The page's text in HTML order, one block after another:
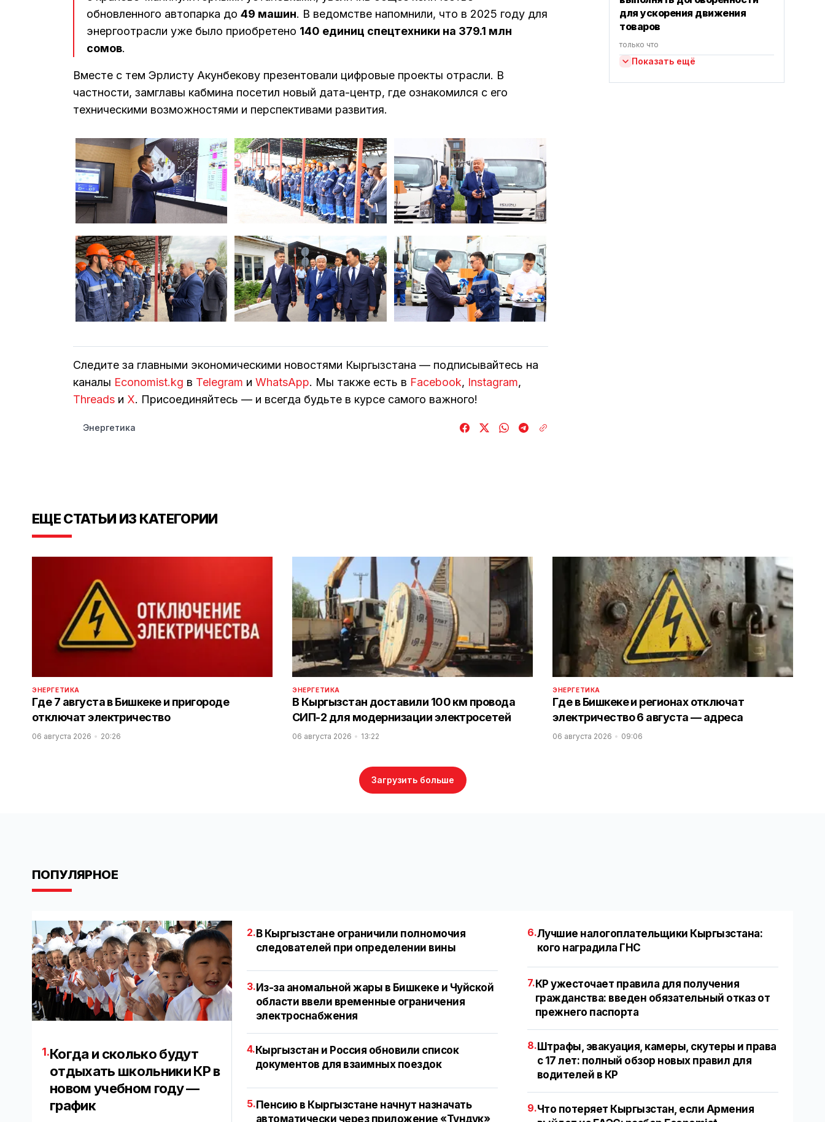
обновленного автопарка до 49 машин. В ведомстве напомнили, что в 2025 году для
энергоотрасли уже было приобретено 140 единиц спецтехники на 379.1 млн
сомов.
Вместе с тем Эрлисту Акунбекову презентовали цифровые проекты отрасли. В
частности, замглавы кабмина посетил новый дата-центр, где ознакомился с его
техническими возможностями и перспективами развития.
Следите за главными экономическими новостями Кыргызстана — подписывайтесь на
каналы Economist.kg в Telegram и WhatsApp. Мы также есть в Facebook, Instagram,
Threads и Х. Присоединяйтесь — и всегда будьте в курсе самого важного!
Энергетика
для ускорения движения
товаров
только что
Показать ещё
ЕЩЕ СТАТЬИ ИЗ КАТЕГОРИИ
ЭНЕРГЕТИКА
Где 7 августа в Бишкеке и пригороде
отключат электричество
06 августа 2026 20:26
ЭНЕРГЕТИКА
В Кыргызстан доставили 100 км провода
СИП-2 для модернизации электросетей
06 августа 2026 13:22
ЭНЕРГЕТИКА
Где в Бишкеке и регионах отключат
электричество 6 августа — адреса
06 августа 2026 09:06
Загрузить больше
ПОПУЛЯРНОЕ
1.Когда и сколько будут
отдыхать школьники КР в
новом учебном году —
график
2.В Кыргызстане ограничили полномочия
следователей при определении вины
3. Из-за аномальной жары в Бишкеке и Чуйской
области ввели временные ограничения
электроснабжения
4. Кыргызстан и Россия обновили список
документов для взаимных поездок
5. Пенсию в Кыргызстане начнут назначать
автоматически через приложение «Тундук»
6.Лучшие налогоплательщики Кыргызстана:
кого наградила ГНС
7.КР ужесточает правила для получения
гражданства: введен обязательный отказ от
прежнего паспорта
8.Штрафы, эвакуация, камеры, скутеры и права
с 17 лет: полный обзор новых правил для
водителей в КР
9.Что потеряет Кыргызстан, если Армения